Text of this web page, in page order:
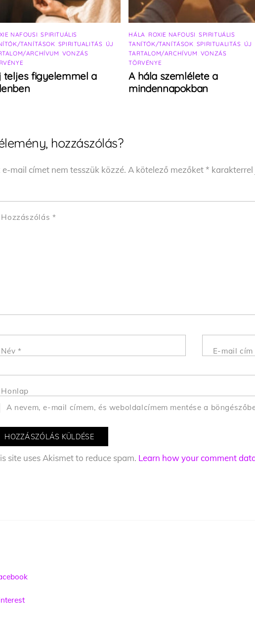
NAFOUSI ,SPIRITUÁLIS
TANÍTÁSOK SPIRITUALITÁS ÚJ
ARCHÍVUM VONZÁS
teljes figyelemmel a
HÁLA ROXIE NAFOUSI SPIRITUÁLIS
TANÍTÓK/TANÍTÁSOK SPIRITUALITÁS ÚJ
TARTALOM/ARCHÍVUM VONZÁS
TÖRVÉNYE
A hála szemlélete a
mindennapokban
hozzászólás?
e-mail címet nem tesszük közzé. A kötelező mezőket*
Hozzászólás *
Név * E-mail cím
Honlap
A nevem, e-mail címem, és weboldalcímem mentése a
site uses Akismet to reduce spam. Learn how your comment